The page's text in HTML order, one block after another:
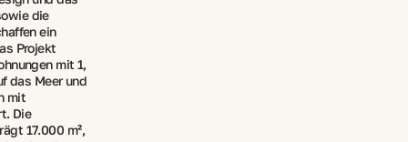
die
ein
Projekt
mit 1,
das Meer und
mit
Die
17.000 m²,